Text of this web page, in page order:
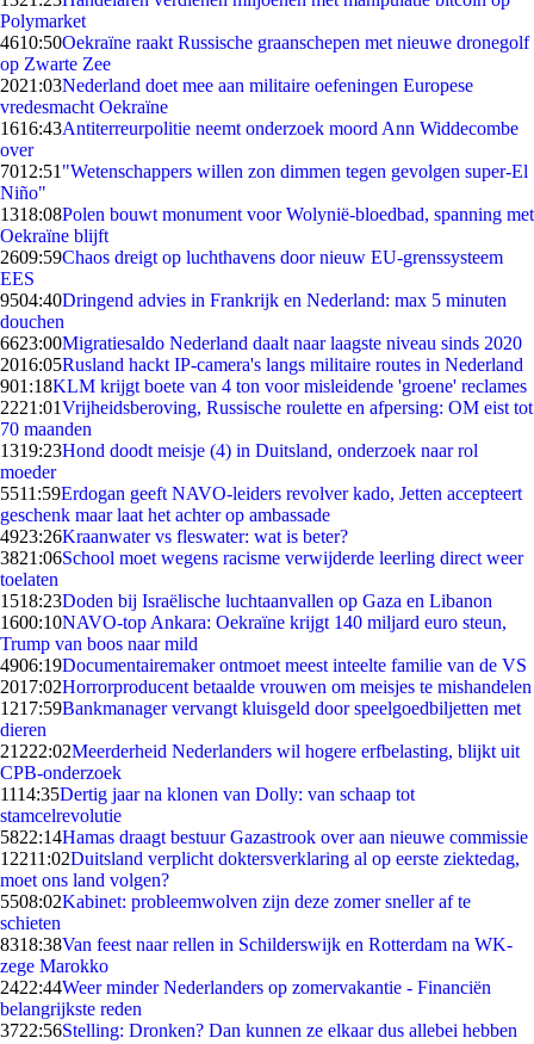
Polymarket
4610:50Oekraïne raakt Russische graanschepen met nieuwe dronegolf
op Zwarte Zee
2021:03Nederland doet mee aan militaire oefeningen Europese
vredesmacht Oekraïne
1616:43Antiterreurpolitie neemt onderzoek moord Ann Widdecombe
over
7012:51 "Wetenschappers willen zon dimmen tegen gevolgen super-El
Niño"
1318:08Polen bouwt monument voor Wolynië-bloedbad, spanning met
Oekraïne blijft
2609:59Chaos dreigt op luchthavens door nieuw EU-grenssysteem
EES
9504:40Dringend advies in Frankrijk en Nederland: max 5 minuten
douchen
6623:00Migratiesaldo Nederland daalt naar laagste niveau sinds 2020
2016:05Rusland hackt IP-camera's langs militaire routes in Nederland
901:18KLM krijgt boete van 4 ton voor misleidende 'groene' reclames
2221:01Vrijheidsberoving, Russische roulette en afpersing: OM eist tot
70 maanden
1319:23Hond doodt meisje (4) in Duitsland, onderzoek naar rol
moeder
5511:59Erdogan geeft NAVO-leiders revolver kado, Jetten accepteert
geschenk maar laat het achter op ambassade
4923:26Kraanwater vs fleswater: wat is beter?
3821:06School moet wegens racisme verwijderde leerling direct weer
toelaten
1518:23Doden bij Israëlische luchtaanvallen op Gaza en Libanon
1600:10NAVO-top Ankara: Oekraïne krijgt 140 miljard euro steun,
Trump van boos naar mild
4906:19Documentairemaker ontmoet meest inteelte familie van de VS
2017:02Horrorproducent betaalde vrouwen om meisjes te mishandelen
1217:59Bankmanager vervangt kluisgeld door speelgoedbiljetten met
dieren
21222:02Meerderheid Nederlanders wil hogere erfbelasting, blijkt uit
CPB-onderzoek
1114:35Dertig jaar na klonen van Dolly: van schaap tot
stamcelrevolutie
5822:14Hamas draagt bestuur Gazastrook over aan nieuwe commissie
12211:02Duitsland verplicht doktersverklaring al op eerste ziektedag,
moet ons land volgen?
5508:02Kabinet: probleemwolven zijn deze zomer sneller af te
schieten
8318:38Van feest naar rellen in Schilderswijk en Rotterdam na WK-
zege Marokko
2422:44Weer minder Nederlanders op zomervakantie - Financiën
belangrijkste reden
3722:56Stelling: Dronken? Dan kunnen ze elkaar dus allebei hebben